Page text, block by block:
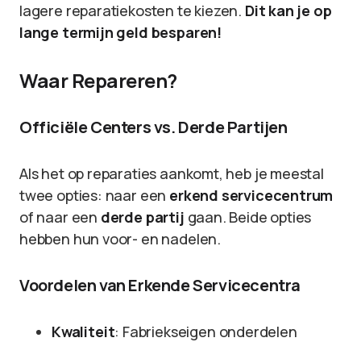
lagere reparatiekosten te kiezen. Dit kan je op
lange termijn geld besparen!
Waar Repareren?
Officiële Centers vs. Derde Partijen
Als het op reparaties aankomt, heb je meestal
twee opties: naar een erkend servicecentrum
of naar een derde partij gaan. Beide opties
hebben hun voor- en nadelen.
Voordelen van Erkende Servicecentra
Kwaliteit: Fabriekseigen onderdelen